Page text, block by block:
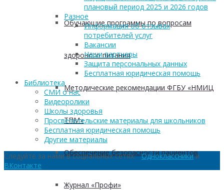
Обучающие программы по вопросам
здорового питания
Методические рекомендации ФГБУ «НМИЦ
ТПМ»
Обеспечение безопасности пациентов
Журнал «Профи»
плановый период 2025 и 2026 годов
Разное
Информация об отзывах
потребителей услуг
Вакансии
Наши партнеры
Защита персональных данных
Бесплатная юридическая помощь
Библиотека
СМИ о нас
Видеоролики
Школы здоровья
Просветительские материалы для школьников
Бесплатная юридическая помощь
Другие материалы
Следуйте за нами в социальных сетях:Одноклассникии
ВКонтакте